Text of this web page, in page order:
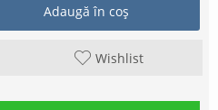
Adaugă în coș
Wishlist